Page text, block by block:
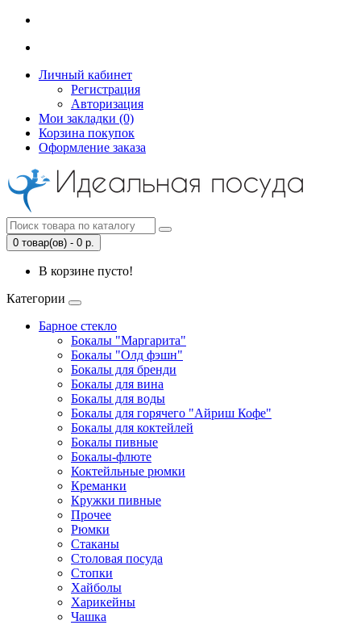
Личный кабинет
Регистрация
Авторизация
Мои закладки (0)
Корзина покупок
Оформление заказа
0 товар(ов) - 0 р.
В корзине пусто!
Категории
Барное стекло
Бокалы "Маргарита"
Бокалы "Олд фэшн"
Бокалы для бренди
Бокалы для вина
Бокалы для воды
Бокалы для горячего "Айриш Кофе"
Бокалы для коктейлей
Бокалы пивные
Бокалы-флюте
Коктейльные рюмки
Креманки
Кружки пивные
Прочее
Рюмки
Стаканы
Столовая посуда
Стопки
Хайболы
Харикейны
Чашка